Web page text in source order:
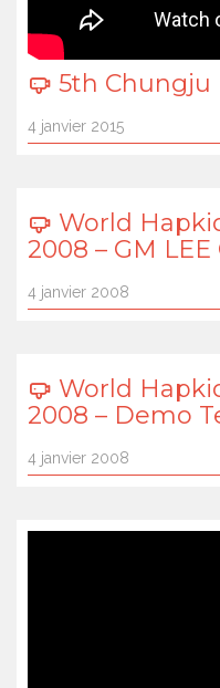
5th Chungju
4 janvier 2015
World
2008 – GM
4 janvier 2008
World
2008 – Demo
4 janvier 2008